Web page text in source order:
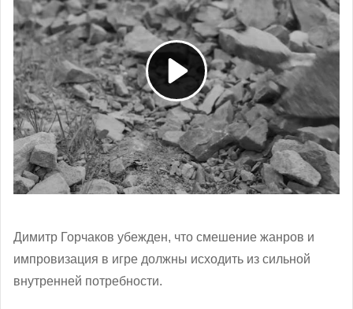
Димитр Горчаков убежден, что смешение жанров и
импровизация в игре должны исходить из сильной
внутренней потребности.